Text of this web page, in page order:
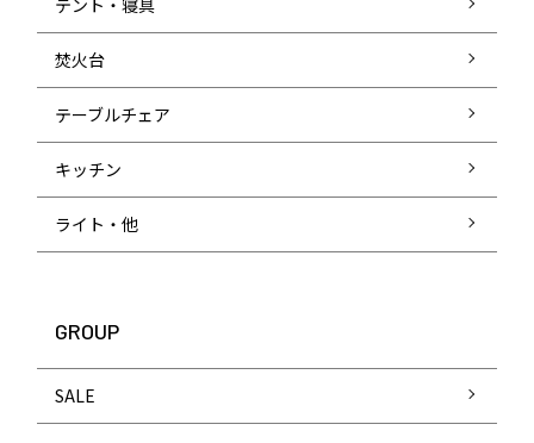
焚火台
テーブルチェア
キッチン
ライト・他
GROUP
SALE